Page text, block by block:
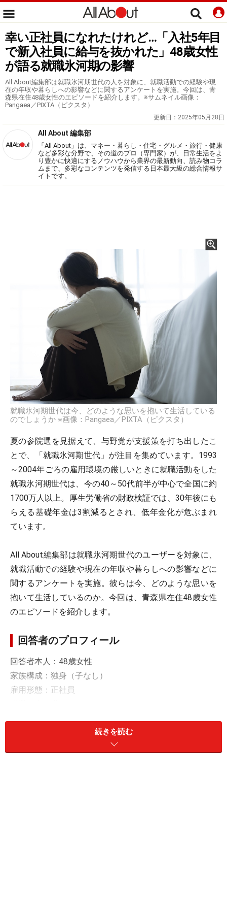
幸い正社員になれたけれど…「入社5年目
で新入社員に給与を抜かれた」48歳女性
が語る就職氷河期の影響
All About編集部は就職氷河期世代の人を対象に、就職活動での経験や現
在の年収や暮らしへの影響などに関するアンケートを実施。今回は、青
森県在住48歳女性のエピソードを紹介します。※サムネイル画像：
Pangaea／PIXTA（ピクスタ）
更新日： 2025年05月28日
All About 編集部
「All About」は、マネー・暮らし・住宅・グルメ・旅行・健康
など多彩な分野で、その道のプロ（専門家）が、日常生活をよ
り豊かに快適にするノウハウから業界の最新動向、読み物コラ
ムまで、多彩なコンテンツを発信する日本最大級の総合情報サ
イトです。
就職氷河期世代は今、どのような思いを抱いて生活している
のでしょうか ※画像：Pangaea／PIXTA（ピクスタ）
夏の参院選を見据えて、与野党が支援策を打ち出したこ
とで、「就職氷河期世代」が注目を集めています。1993
～2004年ごろの雇用環境の厳しいときに就職活動をした
就職氷河期世代は、今の40～50代前半が中心で全国に約
1700万人以上。厚生労働省の財政検証では、30年後にも
らえる基礎年金は3割減るとされ、低年金化が危ぶまれ
ています。
All About編集部は就職氷河期世代のユーザーを対象に、
就職活動での経験や現在の年収や暮らしへの影響などに
関するアンケートを実施。彼らは今、どのような思いを
抱いて生活しているのか。今回は、青森県在住48歳女性
のエピソードを紹介します。
回答者のプロフィール
回答者本人：48歳女性
家族構成：独身（子なし）
雇用形態：正社員
現在の年収や暮らしに満足しているか：満足していない
続きを読む